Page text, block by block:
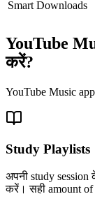
Smart Downloads
YouTube
करें?
YouTube Music
Study Playlists
अपनी study
करें। सही amount